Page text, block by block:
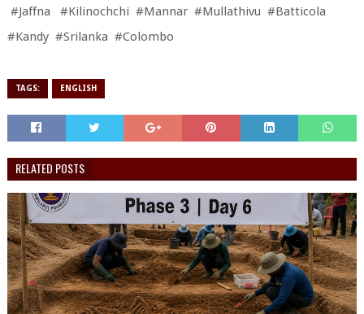
#Jaffna #Kilinochchi #Mannar #Mullathivu #Batticola
#Kandy #Srilanka #Colombo
TAGS: ENGLISH
RELATED POSTS